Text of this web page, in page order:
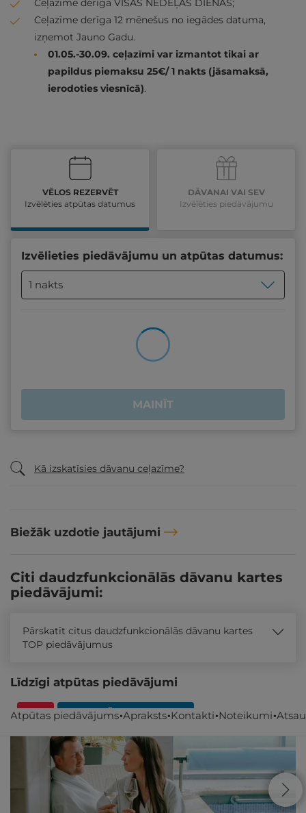
Ceļazīme derīga VISĀS NEDĒĻAS DIENĀS;
Ceļazīme derīga 12 mēnešus no iegādes datuma,
izņemot Jauno Gadu.
01.05.-30.09. ceļazīmi var izmantot tikai ar
papildus piemaksu 25€/ 1 nakts (jāsamaksā,
ierodoties viesnīcā).
VĒLOS REZERVĒT
Izvēlēties atpūtas datumus
DĀVANAI VAI SEV
Izvēlēties piedāvājumu
Izvēlieties piedāvājumu un atpūtas datumus:
1 nakts
MAINĪT
Kā izskatīsies dāvanu ceļazīme?
Biežāk uzdotie jautājumi
Atpūtas piedāvājums Apraksts Kontakti Noteikumi
Citi daudzfunkcionālās dāvanu kartes
piedāvājumi:
Pārskatīt citus daudzfunkcionālās dāvanu kartes
TOP piedāvājumus
Līdzīgi atpūtas piedāvājumi
- 15% REZERVĀCIJAinternetā